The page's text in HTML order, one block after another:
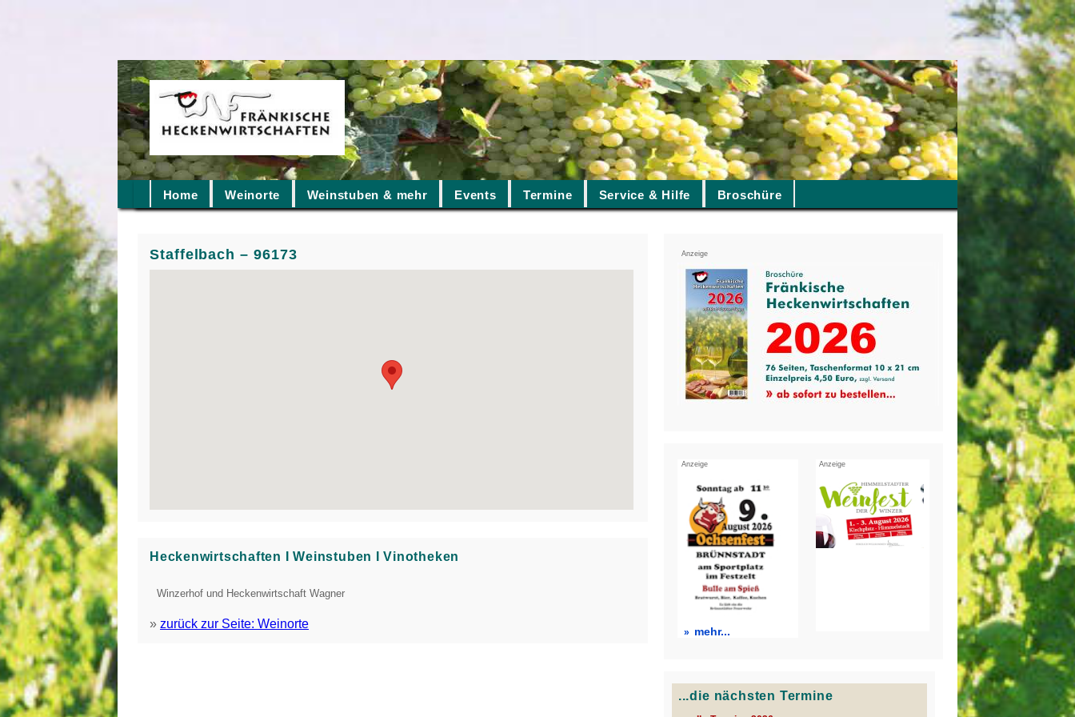
Home Weinorte Weinstuben & mehr Events Termine Service & Hilfe Broschüre
Staffelbach – 96173
Heckenwirtschaften Ι Weinstuben Ι Vinotheken
Winzerhof und Heckenwirtschaft Wagner
» zurück zur Seite: Weinorte
Anzeige
Anzeige
mehr...
Anzeige
...die nächsten Termine